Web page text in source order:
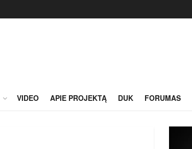
VIDEO APIE PROJEKTĄ DUK FORUMAS